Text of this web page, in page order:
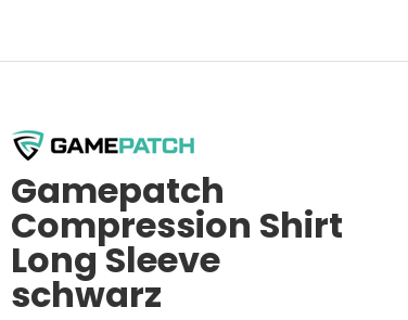
Gamepatch
Compression Shirt
Long Sleeve
schwarz